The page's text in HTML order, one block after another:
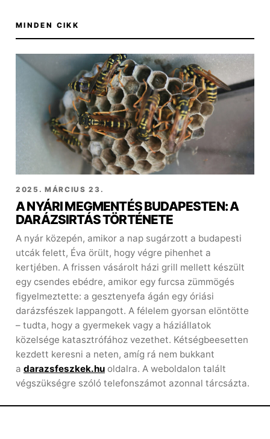
MINDEN CIKK
2025. MÁRCIUS 23.
A NYÁRI MEGMENTÉS BUDAPESTEN: A
DARÁZSIRTÁS TÖRTÉNETE
A nyár közepén, amikor a nap sugárzott a budapesti
utcák felett, Éva örült, hogy végre pihenhet a
kertjében. A frissen vásárolt házi grill mellett készült
egy csendes ebédre, amikor egy furcsa zümmögés
figyelmeztette: a gesztenyefa ágán egy óriási
darázsfészek lappangott. A félelem gyorsan elöntötte
– tudta, hogy a gyermekek vagy a háziállatok
közelsége katasztrófához vezethet. Kétségbeesetten
kezdett keresni a neten, amíg rá nem bukkant
a darazsfeszkek.hu oldalra. A weboldalon talált
végszükségre szóló telefonszámot azonnal tárcsázta.